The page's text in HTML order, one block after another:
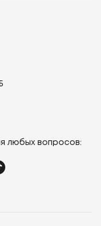
любых вопросов: